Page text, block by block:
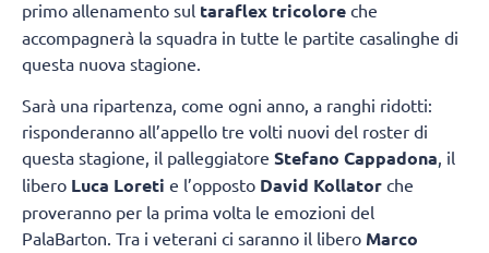
primo allenamento sul taraflex tricolore che
accompagnerà la squadra in tutte le partite casalinghe di
questa nuova stagione.
Sarà una ripartenza, come ogni anno, a ranghi ridotti:
risponderanno all’appello tre volti nuovi del roster di
questa stagione, il palleggiatore Stefano Cappadona, il
libero Luca Loreti e l’opposto David Kollator che
proveranno per la prima volta le emozioni del
PalaBarton. Tra i veterani ci saranno il libero Marco